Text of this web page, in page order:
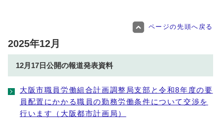
ページの先頭へ戻る
2025年12月
12月17日公開の報道発表資料
大阪市職員労働組合計画調整局支部と令和8年度の要
員配置にかかる職員の勤務労働条件について交渉を
行います（大阪都市計画局）